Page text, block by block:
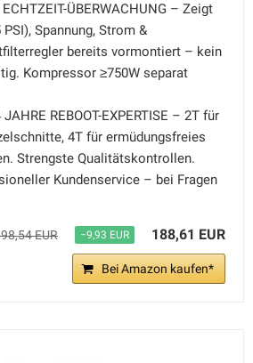
ECHTZEIT-ÜBERWACHUNG – Zeigt
Spannung, Strom &
bereits vormontiert – kein
Kompressor ≥750W separat
REBOOT-EXPERTISE – 2T für
4T für ermüdungsfreies
Strengste Qualitätskontrollen.
Kundenservice – bei Fragen
EUR −9,93 EUR 188,61 EUR
Bei Amazon kaufen*